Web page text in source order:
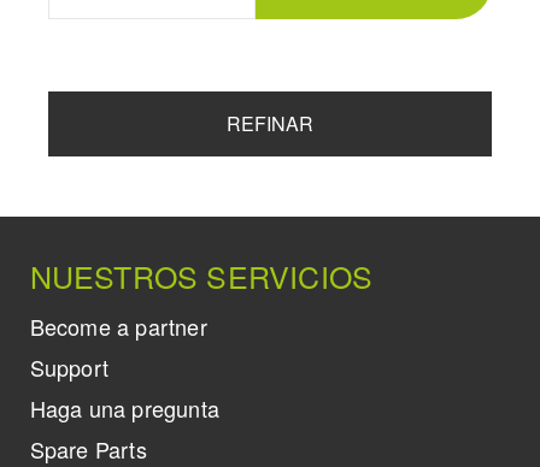
REFINAR
NUESTROS SERVICIOS
Become a partner
Support
Haga una pregunta
Spare Parts